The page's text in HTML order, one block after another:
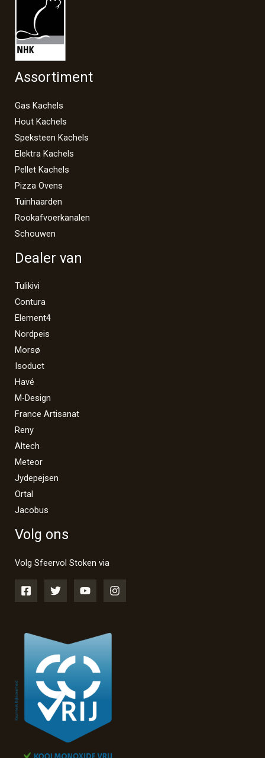
Assortiment
Gas Kachels
Hout Kachels
Speksteen Kachels
Elektra Kachels
Pellet Kachels
Pizza Ovens
Tuinhaarden
Rookafvoerkanalen
Schouwen
Dealer van
Tulikivi
Contura
Element4
Nordpeis
Morsø
Isoduct
Havé
M-Design
France Artisanat
Reny
Altech
Meteor
Jydepejsen
Ortal
Jacobus
Volg ons
Volg Sfeervol Stoken via